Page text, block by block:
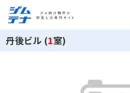
丹後ビル (1室)